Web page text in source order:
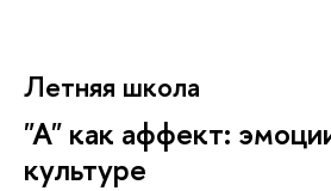
Летняя школа
"А" как аффект:
культуре